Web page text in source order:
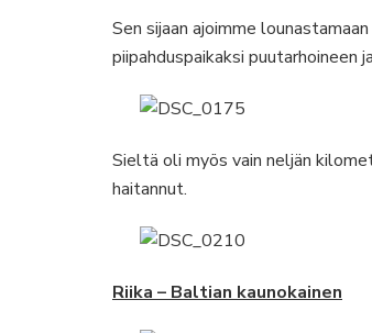
Sen sijaan ajoimme
piipahduspaikaksi puutarhoineen
Sieltä oli myös vain neljän
haitannut.
Riika – Baltian kaunokainen